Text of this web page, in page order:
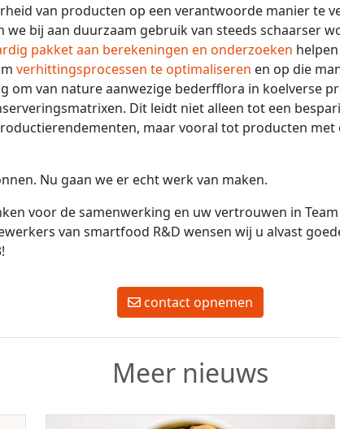
van producten op een verantwoorde manier te
we bij aan duurzaam gebruik van steeds schaarser
pakket aan berekeningen en onderzoeken
verhittingsprocessen te optimaliseren en op die
om van nature aanwezige bederfflora in koelverse
Dit leidt niet alleen tot een
maar vooral tot producten
Nu gaan we er echt werk van maken.
voor de samenwerking en uw vertrouwen in
van smartfood R&D wensen wij u alvast
contact opnemen
Meer nieuws